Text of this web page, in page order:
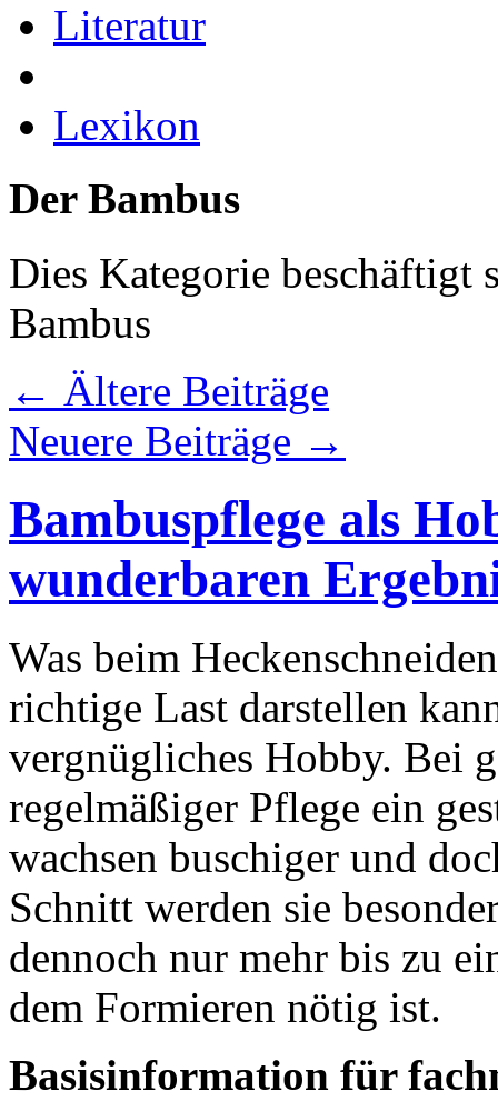
Literatur
Lexikon
Der Bambus
Dies Kategorie beschäftigt
Bambus
← Ältere Beiträge
Neuere Beiträge →
Bambuspflege als
wunderbaren
Was beim
richtige Last darstellen
vergnügliches Hobby. Bei
regelmäßiger Pflege ein
wachsen buschiger und
Schnitt werden sie
dennoch nur mehr bis zu
dem Formieren nötig ist.
Basisinformation für